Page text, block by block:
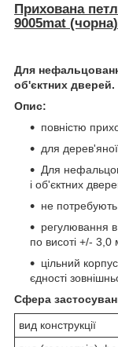
Прихована
9005mat
Для
об'єктних дверей.
Опис:
повністю
для
Для
і об'єктних
не
регулювання
по висоті +/-
цільний
єдності
Сфера
вид конструкції